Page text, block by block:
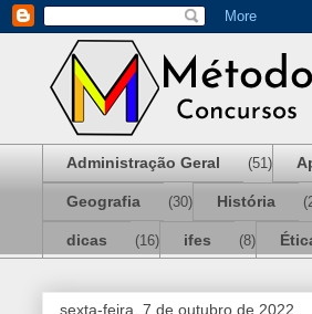
Administração Geral (51)
Geografia (30) História
dicas (16) ifes (8)
sexta-feira, 7 de outubro de 2022